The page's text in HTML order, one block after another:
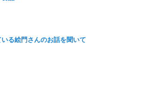
る絵門さんのお話を聞いて